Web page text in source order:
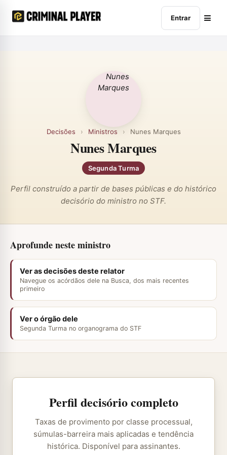
Entrar
Decisões › Ministros › Nunes Marques
Nunes Marques
Segunda Turma
Perfil construído a partir de bases públicas e do histórico
decisório do ministro no STF.
Aprofunde neste ministro
Ver as decisões deste relator
Navegue os acórdãos dele na Busca, dos mais recentes
primeiro
Ver o órgão dele
Segunda Turma no organograma do STF
Perfil decisório completo
Taxas de provimento por classe processual,
súmulas-barreira mais aplicadas e tendência
histórica. Disponível para assinantes.